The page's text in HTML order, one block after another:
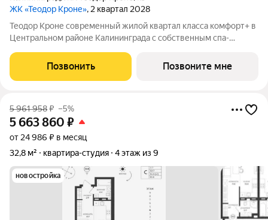
ЖК «Теодор Кроне», 2 квартал 2028
Теодор Кроне современный жилой квартал класса комфорт+ в
Центральном районе Калининграда с собственным спа-
тех, кто ценит качество, эстетику и полноценную жизнь рядом
со всем необходимым. 99%
Позвонить Позвоните мне
5 961 958₽ –5%
5 663 860 ₽
от 24 986 ₽ в месяц
32,8 м²
квартира-студия 4 этаж из 9
новостройка